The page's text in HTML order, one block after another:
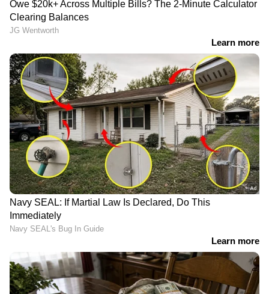
06-09-2022: കേരളം തീരം അതിനോട്
ചേർന്നുള്ള മധ്യ-കിഴക്കൻ അറബിക്കടൽ,
മാലിദ്വീപ് മേഖല, കന്യാകുമാരി തീരം, തെക്ക്
പടിഞ്ഞാറൻ അതിനോട് ചേർന്നുള്ള തെക്ക്
കിഴക്കൻ ബംഗാൾ ഉൾക്കടൽ എന്നിവിടങ്ങളിൽ
മണിക്കൂറിൽ 40 മുതൽ 45 കിലോമീറ്റര്‍
വേഗതയിലും ചിലവസരങ്ങളിൽ മണിക്കൂറിൽ
55 കിലോമീറ്റര്‍ വരെ വേഗതയിലും ശക്തമായ
കാറ്റിനും മോശം കാലാവസ്ഥയ്ക്കും സാധ്യത.
തെക്ക് പടിഞ്ഞാറൻ അതിനോട് ചേർന്നുള്ള മധ്യ
പടിഞ്ഞാറൻ അറബിക്കടൽ, സോമാലിയൻ
തീരം,ഗൾഫ് ഓഫ് മാന്നാർ, തെക്ക് ശ്രീലങ്കൻ
തീരം, തെക്ക് -പടിഞ്ഞാറൻ അതിനോട്